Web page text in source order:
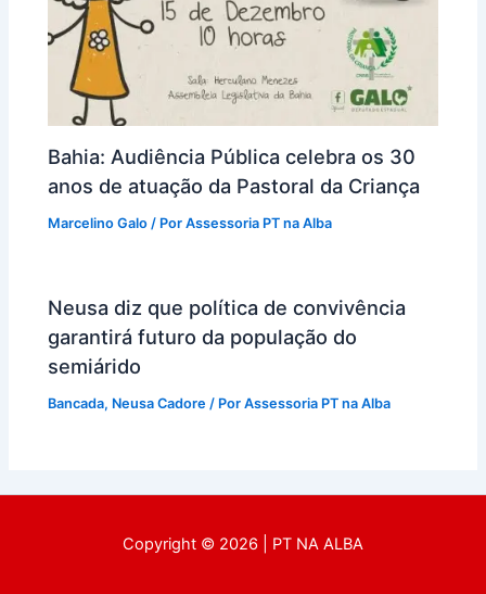
Bahia: Audiência Pública celebra os 30
anos de atuação da Pastoral da Criança
Marcelino Galo / PorAssessoria PT na Alba
Neusa diz que política de convivência
garantirá futuro da população do
semiárido
Bancada, Neusa Cadore / PorAssessoria PT na Alba
Copyright © 2026 | PT NA ALBA